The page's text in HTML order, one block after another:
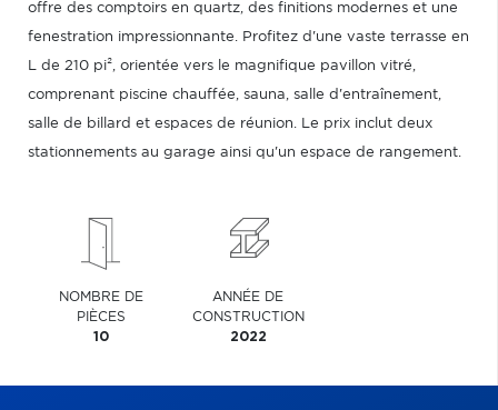
offre des comptoirs en quartz, des finitions modernes et une
fenestration impressionnante. Profitez d'une vaste terrasse en
L de 210 pi², orientée vers le magnifique pavillon vitré,
comprenant piscine chauffée, sauna, salle d'entraînement,
salle de billard et espaces de réunion. Le prix inclut deux
stationnements au garage ainsi qu'un espace de rangement.
NOMBRE DE
PIÈCES
10
ANNÉE DE
CONSTRUCTION
2022